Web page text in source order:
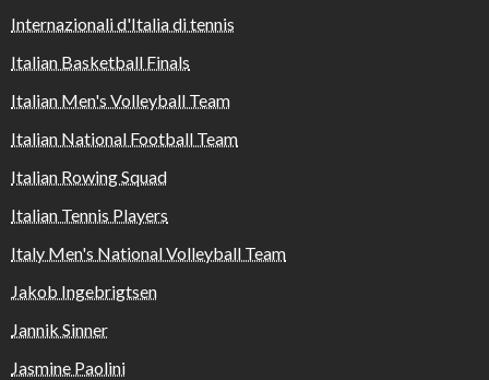
Internazionali d'Italia di tennis
Italian Basketball Finals
Italian Men's Volleyball Team
Italian National Football Team
Italian Rowing Squad
Italian Tennis Players
Italy Men's National Volleyball Team
Jakob Ingebrigtsen
Jannik Sinner
Jasmine Paolini